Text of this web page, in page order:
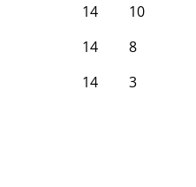
14
10
14
8
14 3